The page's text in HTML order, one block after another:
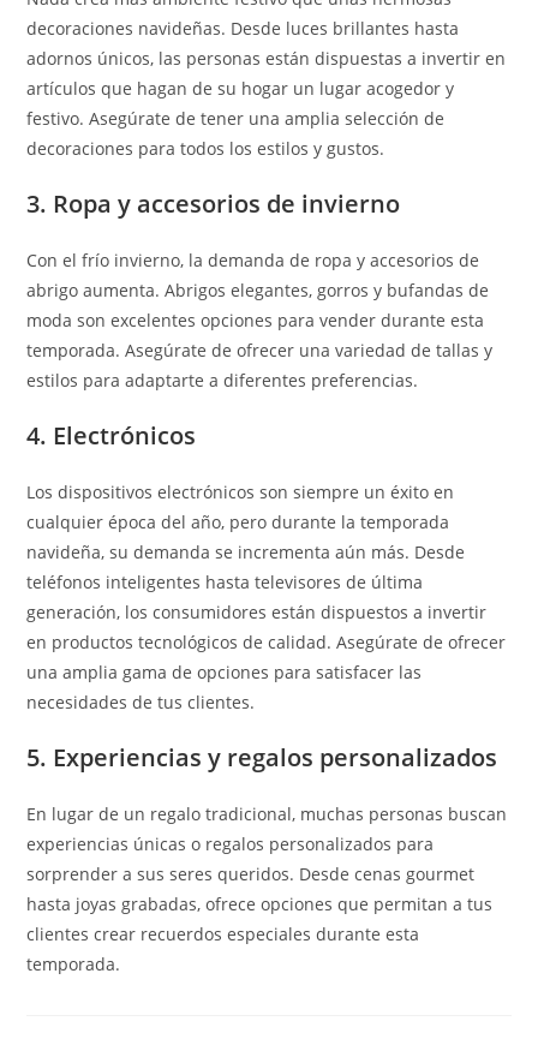
decoraciones navideñas. Desde luces brillantes hasta
adornos únicos, las personas están dispuestas a invertir en
artículos que hagan de su hogar un lugar acogedor y
festivo. Asegúrate de tener una amplia selección de
decoraciones para todos los estilos y gustos.
3. Ropa y accesorios de invierno
Con el frío invierno, la demanda de ropa y accesorios de
abrigo aumenta. Abrigos elegantes, gorros y bufandas de
moda son excelentes opciones para vender durante esta
temporada. Asegúrate de ofrecer una variedad de tallas y
estilos para adaptarte a diferentes preferencias.
4. Electrónicos
Los dispositivos electrónicos son siempre un éxito en
cualquier época del año, pero durante la temporada
navideña, su demanda se incrementa aún más. Desde
teléfonos inteligentes hasta televisores de última
generación, los consumidores están dispuestos a invertir
en productos tecnológicos de calidad. Asegúrate de ofrecer
una amplia gama de opciones para satisfacer las
necesidades de tus clientes.
5. Experiencias y regalos personalizados
En lugar de un regalo tradicional, muchas personas buscan
experiencias únicas o regalos personalizados para
sorprender a sus seres queridos. Desde cenas gourmet
hasta joyas grabadas, ofrece opciones que permitan a tus
clientes crear recuerdos especiales durante esta
temporada.